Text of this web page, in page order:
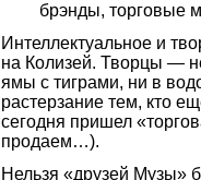
брэнды, торговые
Интеллектуальное и
на Колизей. Творцы —
ямы с тиграми, ни в
растерзание тем, кто
сегодня пришел
продаем…).
Нельзя «друзей Музы»